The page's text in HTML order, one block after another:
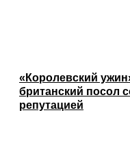
«Королевский
британский посол
репутацией